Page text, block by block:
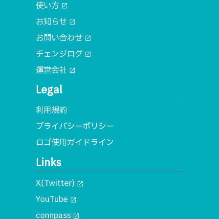
使い方 open_in_new
お知らせ open_in_new
お問い合わせ open_in_new
チェンジログ open_in_new
運営会社 open_in_new
Legal
利用規約
プライバシーポリシー
ロゴ使用ガイドライン
Links
X(Twitter) open_in_new
YouTube open_in_new
connpass open_in_new